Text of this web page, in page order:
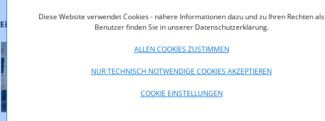
Diese Website verwendet Cookies - nähere Informationen dazu und zu Ihren Rechten als
Benutzer finden Sie in unserer Datenschutzerklärung.
ALLEN COOKIES ZUSTIMMEN
NUR TECHNISCH NOTWENDIGE COOKIES AKZEPTIEREN
COOKIE EINSTELLUNGEN
Eindrücke vom Event: